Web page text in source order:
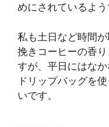
めにされているよう
私も土日など時間
挽きコーヒーの香
すが、平日にはな
ドリップバッグを
いです。